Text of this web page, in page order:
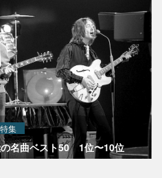
特集
名曲ベスト50 1位〜10位